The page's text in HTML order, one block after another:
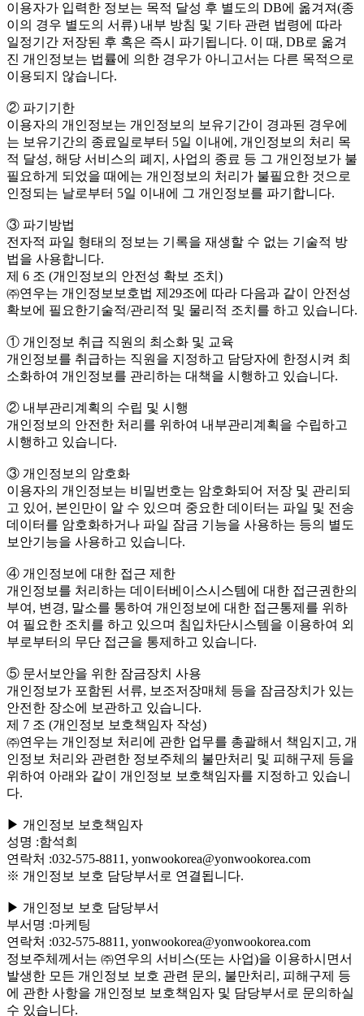
이용자가 입력한 정보는 목적 달성 후 별도의 DB에 옮겨져(종
이의 경우 별도의 서류) 내부 방침 및 기타 관련 법령에 따라
일정기간 저장된 후 혹은 즉시 파기됩니다. 이 때, DB로 옮겨
진 개인정보는 법률에 의한 경우가 아니고서는 다른 목적으로
이용되지 않습니다.
② 파기기한
이용자의 개인정보는 개인정보의 보유기간이 경과된 경우에
는 보유기간의 종료일로부터 5일 이내에, 개인정보의 처리 목
적 달성, 해당 서비스의 폐지, 사업의 종료 등 그 개인정보가 불
필요하게 되었을 때에는 개인정보의 처리가 불필요한 것으로
인정되는 날로부터 5일 이내에 그 개인정보를 파기합니다.
③ 파기방법
전자적 파일 형태의 정보는 기록을 재생할 수 없는 기술적 방
법을 사용합니다.
제 6 조 (개인정보의 안전성 확보 조치)
㈜연우는 개인정보보호법 제29조에 따라 다음과 같이 안전성
확보에 필요한기술적/관리적 및 물리적 조치를 하고 있습니다.
① 개인정보 취급 직원의 최소화 및 교육
개인정보를 취급하는 직원을 지정하고 담당자에 한정시켜 최
소화하여 개인정보를 관리하는 대책을 시행하고 있습니다.
② 내부관리계획의 수립 및 시행
개인정보의 안전한 처리를 위하여 내부관리계획을 수립하고
시행하고 있습니다.
③ 개인정보의 암호화
이용자의 개인정보는 비밀번호는 암호화되어 저장 및 관리되
고 있어, 본인만이 알 수 있으며 중요한 데이터는 파일 및 전송
데이터를 암호화하거나 파일 잠금 기능을 사용하는 등의 별도
보안기능을 사용하고 있습니다.
④ 개인정보에 대한 접근 제한
개인정보를 처리하는 데이터베이스시스템에 대한 접근권한의
부여, 변경, 말소를 통하여 개인정보에 대한 접근통제를 위하
여 필요한 조치를 하고 있으며 침입차단시스템을 이용하여 외
부로부터의 무단 접근을 통제하고 있습니다.
⑤ 문서보안을 위한 잠금장치 사용
개인정보가 포함된 서류, 보조저장매체 등을 잠금장치가 있는
안전한 장소에 보관하고 있습니다.
제 7 조 (개인정보 보호책임자 작성)
㈜연우는 개인정보 처리에 관한 업무를 총괄해서 책임지고, 개
인정보 처리와 관련한 정보주체의 불만처리 및 피해구제 등을
위하여 아래와 같이 개인정보 보호책임자를 지정하고 있습니
다.
▶ 개인정보 보호책임자
성명 :함석희
연락처 :032-575-8811, yonwookorea@yonwookorea.com
※ 개인정보 보호 담당부서로 연결됩니다.
▶ 개인정보 보호 담당부서
부서명 :마케팅
연락처 :032-575-8811, yonwookorea@yonwookorea.com
정보주체께서는 ㈜연우의 서비스(또는 사업)을 이용하시면서
발생한 모든 개인정보 보호 관련 문의, 불만처리, 피해구제 등
에 관한 사항을 개인정보 보호책임자 및 담당부서로 문의하실
수 있습니다.